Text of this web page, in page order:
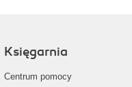
Księgarnia
Centrum pomocy